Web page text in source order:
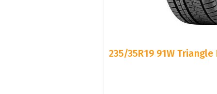
235/35R19 91W